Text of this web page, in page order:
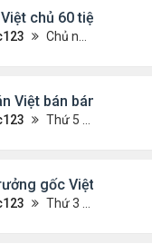
chủ 60 tiệm nail
Chủ nhật Tháng 6 07, 2026 9:21 am
Việt bán bánh mì
Thứ 5 Tháng 6 11, 2026 7:57 pm
gốc Việt đầu tiên
Thứ 3 Tháng 6 09, 2026 6:23 pm